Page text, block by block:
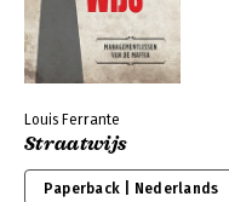
Louis Ferrante
Straatwijs
Paperback | Nederlands